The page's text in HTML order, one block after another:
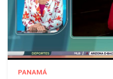
PANAMÁ